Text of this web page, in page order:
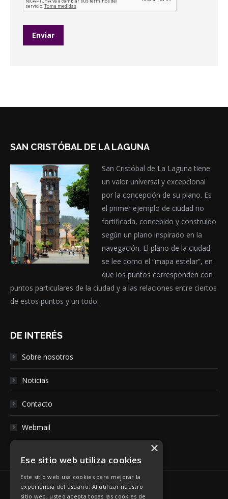
SAN CRISTÓBAL DE LA LAGUNA
San Cristóbal de La Laguna tiene
un valor universal y excepcional
por la concepción de su plano. Es
el primer ejemplo de ciudad no
fortificada, concebido y construido
según un plano inspirado en la
navegación. El plano de la ciudad
se lee como el “mapa estelar”, en
que los puntos corresponden con
puntos particulares de la ciudad y a las relaciones entre ciertos
de estos puntos y un todo.
DE INTERÉS
Sobre nosotros
Noticias
Contacto
Webmail
×
Ese sitio web utiliza cookies
Este sitio web usa cookies para mejorar la
experiencia del usuario. Al utilizar nuestro
sitio web, usted acepta todas las cookies de